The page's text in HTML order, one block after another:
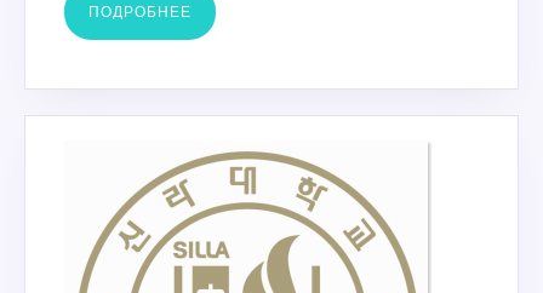
ПОДРОБНЕЕ ПОДРОБНЕЕ